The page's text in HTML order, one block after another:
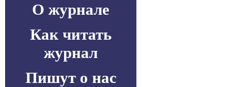
О журнале
Как читать
журнал
Пишут о нас